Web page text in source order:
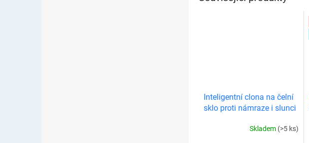
Inteligentní clona na čelní
sklo proti námraze i slunci
Skladem (>5 ks)